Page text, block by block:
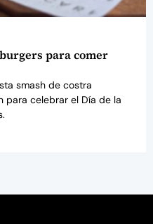
para comer
smash de costra
para celebrar el Día de la